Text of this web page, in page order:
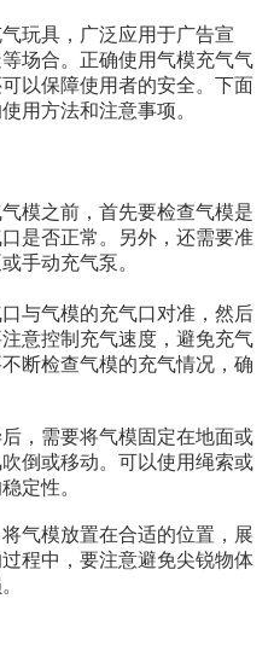
玩具，广泛应用于广告宣
场合。正确使用气模充气气
以保障使用者的安全。下面
用方法和注意事项。
模之前，首先要检查气模是
是否正常。另外，还需要准
手动充气泵。
与气模的充气口对准，然后
意控制充气速度，避免充气
断检查气模的充气情况，确
，需要将气模固定在地面或
倒或移动。可以使用绳索或
定性。
气模放置在合适的位置，展
程中，要注意避免尖锐物体